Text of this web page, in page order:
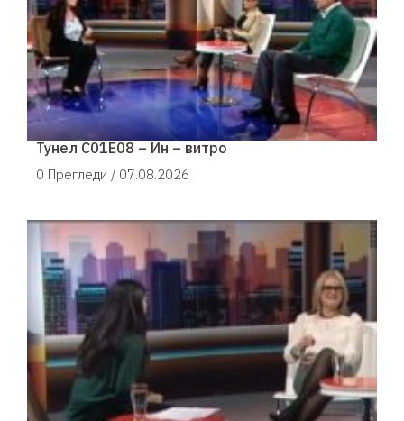
Тунел С01Е08 – Ин – витро
0 Прегледи / 07.08.2026